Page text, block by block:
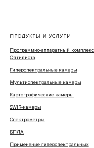
ПРОДУКТЫ И УСЛУГИ
Программно-аппаратный комплекс
Оптивиста
Гиперспектральные камеры
Мультиспектральные камеры
Картографические камеры
SWIR-камеры
Спектрометры
БПЛА
Применение гиперспектральных